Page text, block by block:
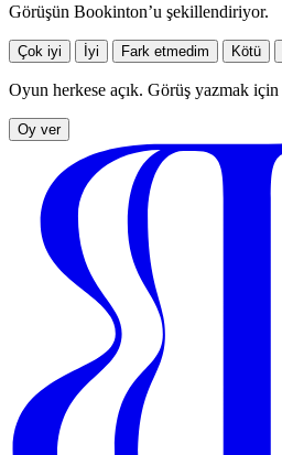
Görüşün Bookinton’u şekillendiriyor.
Çok iyi İyi Fark etmedim Kötü
Oyun herkese açık. Görüş yazmak için
Oy ver